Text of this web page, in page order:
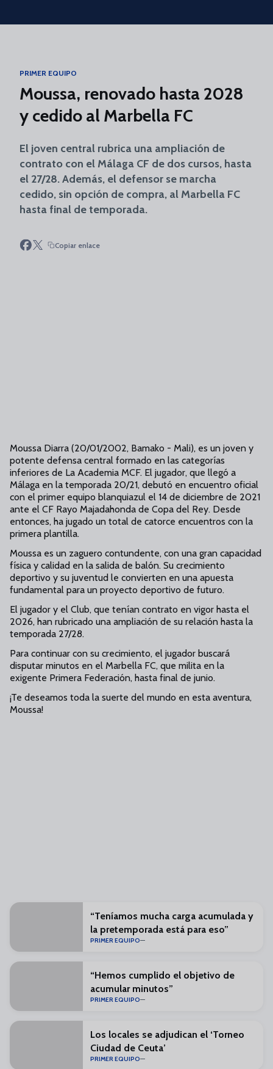
Skip to main content
PRIMER EQUIPO
Moussa, renovado hasta 2028
y cedido al Marbella FC
El joven central rubrica una ampliación de
contrato con el Málaga CF de dos cursos, hasta
el 27/28. Además, el defensor se marcha
cedido, sin opción de compra, al Marbella FC
hasta final de temporada.
Copiar enlace
Moussa Diarra (20/01/2002, Bamako - Mali), es un joven y
potente defensa central formado en las categorías
inferiores de La Academia MCF. El jugador, que llegó a
Málaga en la temporada 20/21, debutó en encuentro oficial
con el primer equipo blanquiazul el 14 de diciembre de 2021
ante el CF Rayo Majadahonda de Copa del Rey. Desde
entonces, ha jugado un total de catorce encuentros con la
primera plantilla.
Moussa es un zaguero contundente, con una gran capacidad
física y calidad en la salida de balón. Su crecimiento
deportivo y su juventud le convierten en una apuesta
fundamental para un proyecto deportivo de futuro.
El jugador y el Club, que tenían contrato en vigor hasta el
2026, han rubricado una ampliación de su relación hasta la
temporada 27/28.
Para continuar con su crecimiento, el jugador buscará
disputar minutos en el Marbella FC, que milita en la
exigente Primera Federación, hasta final de junio.
¡Te deseamos toda la suerte del mundo en esta aventura,
Moussa!
“Teníamos mucha carga acumulada y
la pretemporada está para eso”
PRIMER EQUIPO
“Hemos cumplido el objetivo de
acumular minutos”
PRIMER EQUIPO
Los locales se adjudican el ‘Torneo
Ciudad de Ceuta’
PRIMER EQUIPO